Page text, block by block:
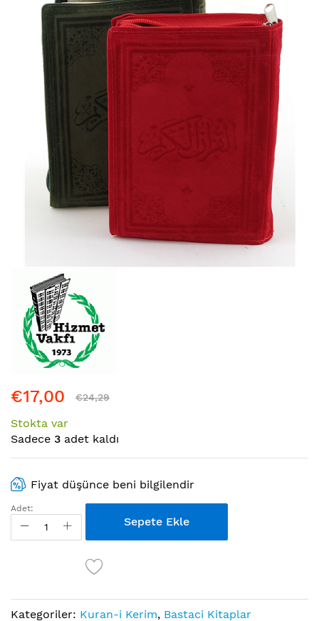
sonuna
galerisinin
başına
atla
€17,00 €24,29
Stokta var
Sadece 3 adet kaldı
Fiyat düşünce beni bilgilendir
Adet:
Sepete Ekle
Kategoriler: Kuran-i Kerim, Bastaci Kitaplar